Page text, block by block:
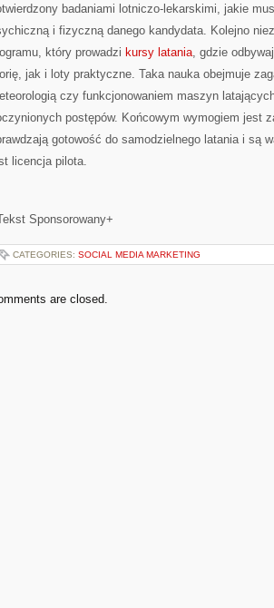
badaniami lotniczo-lekarskimi, jakie
i fizyczną danego kandydata. Kolejno
który prowadzi kursy latania, gdzie
jak i loty praktyczne. Taka nauka obejmuje
czy funkcjonowaniem maszyn
postępów. Końcowym wymogiem jest
gotowość do samodzielnego latania i są
licencja pilota.
Sponsorowany+
CATEGORIES: SOCIAL MEDIA MARKETING
are closed.